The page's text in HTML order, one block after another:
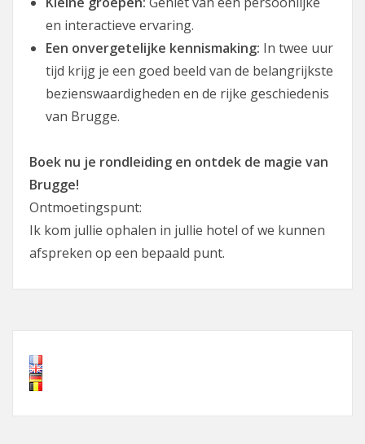
en interactieve ervaring.
Een onvergetelijke kennismaking: In twee uur
tijd krijg je een goed beeld van de belangrijkste
bezienswaardigheden en de rijke geschiedenis
van Brugge.
Boek nu je rondleiding en ontdek de magie van
Brugge!
Ontmoetingspunt:
Ik kom jullie ophalen in jullie hotel of we kunnen
afspreken op een bepaald punt.